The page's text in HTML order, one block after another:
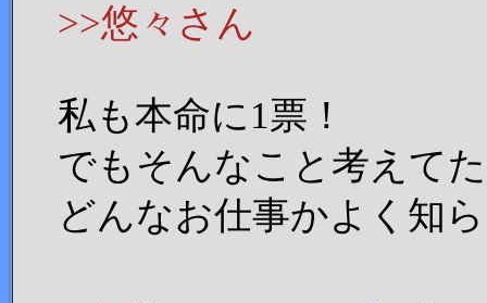
>>悠々さん
私も本命に1票！
でもそんなこと考えて
どんなお仕事かよく知